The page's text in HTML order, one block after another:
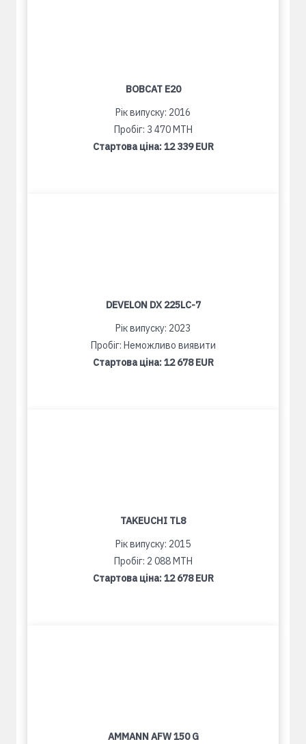
BOBCAT E20
Рік випуску: 2016
Пробіг: 3 470 MTH
Стартова ціна:12 339 EUR
DEVELON DX 225LC-7
Рік випуску: 2023
Пробіг: Неможливо виявити
Стартова ціна:12 678 EUR
TAKEUCHI TL8
Рік випуску: 2015
Пробіг: 2 088 MTH
Стартова ціна:12 678 EUR
AMMANN AFW 150 G